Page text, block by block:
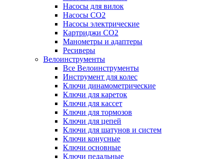
Насосы для вилок
Насосы CO2
Насосы электрические
Картриджи CO2
Манометры и адаптеры
Ресиверы
Велоинструменты
Все Велоинструменты
Инструмент для колес
Ключи динамометрические
Ключи для кареток
Ключи для кассет
Ключи для тормозов
Ключи для цепей
Ключи для шатунов и систем
Ключи конусные
Ключи основные
Ключи педальные